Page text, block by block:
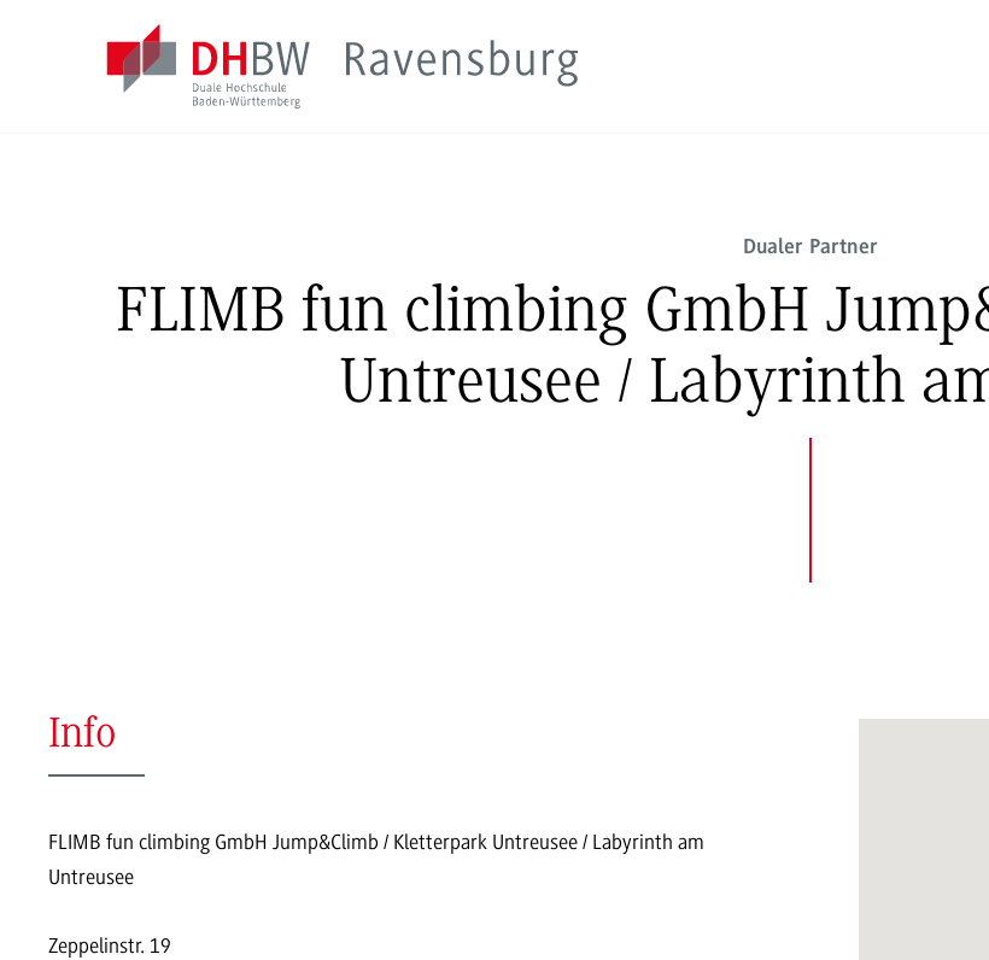
Dualer Partner
FLIMB fun climbing GmbH
Untreusee / Labyrinth
Info
FLIMB fun climbing GmbH Jump&Climb / Kletterpark Untreusee / Labyrinth am
Untreusee
Zeppelinstr. 19